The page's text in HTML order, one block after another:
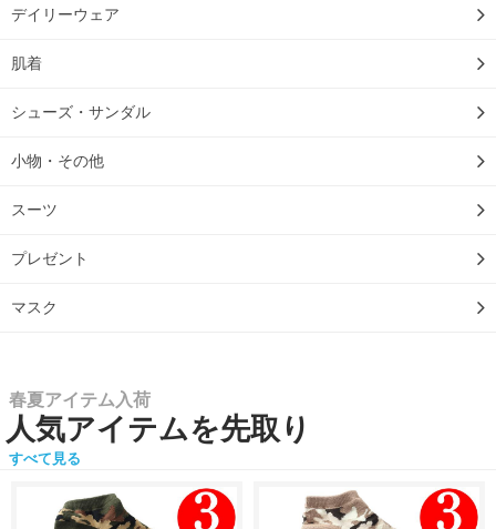
デイリーウェア
肌着
シューズ・サンダル
小物・その他
スーツ
プレゼント
マスク
春夏アイテム入荷
人気アイテムを先取り
すべて見る